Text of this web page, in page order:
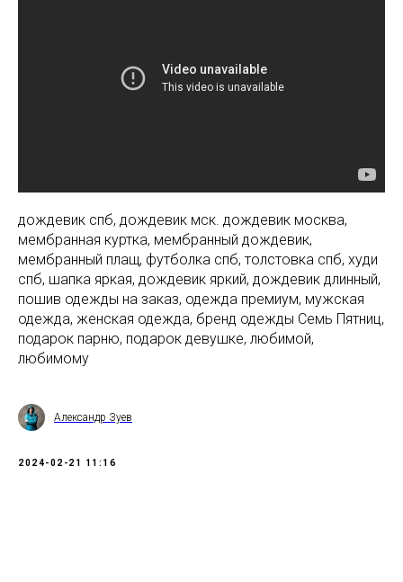
дождевик спб, дождевик мск. дождевик москва,
мембранная куртка, мембранный дождевик,
мембранный плащ, футболка спб, толстовка спб, худи
спб, шапка яркая, дождевик яркий, дождевик длинный,
пошив одежды на заказ, одежда премиум, мужская
одежда, женская одежда, бренд одежды Семь Пятниц,
подарок парню, подарок девушке, любимой,
любимому
Александр Зуев
2024-02-21 11:16